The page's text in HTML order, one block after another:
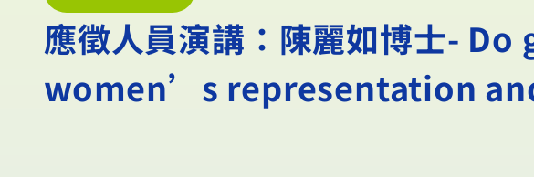
應徵人員演講：陳麗如博士-
women’s representation